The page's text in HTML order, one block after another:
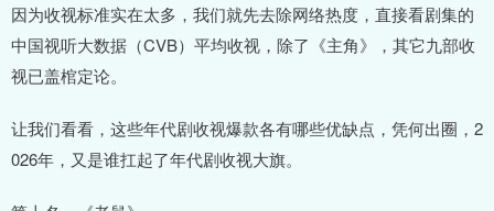
因为收视标准实在太多，我们就先去除网络热度，直接看剧集的
中国视听大数据（CVB）平均收视，除了《主角》，其它九部收
视已盖棺定论。
让我们看看，这些年代剧收视爆款各有哪些优缺点，凭何出圈，2
026年，又是谁扛起了年代剧收视大旗。